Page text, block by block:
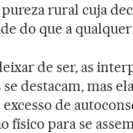
rural cuja
do que a
de ser, as
destacam, mas
de
físico para se